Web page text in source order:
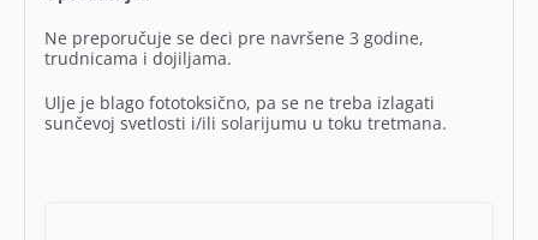
Ne preporučuje se deci pre navršene 3 godine,
trudnicama i dojiljama.
Ulje je blago fototoksično, pa se ne treba izlagati
sunčevoj svetlosti i/ili solarijumu u toku tretmana.